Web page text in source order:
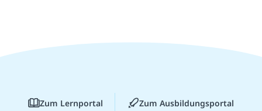
Zum Lernportal Zum Ausbildungsportal